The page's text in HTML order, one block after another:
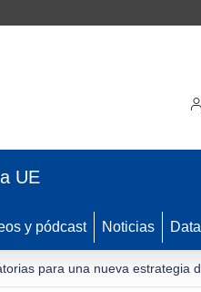
UE
y pódcast Noticias
para una nueva estrategia